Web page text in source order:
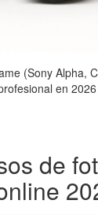
(Sony Alpha,
en
de